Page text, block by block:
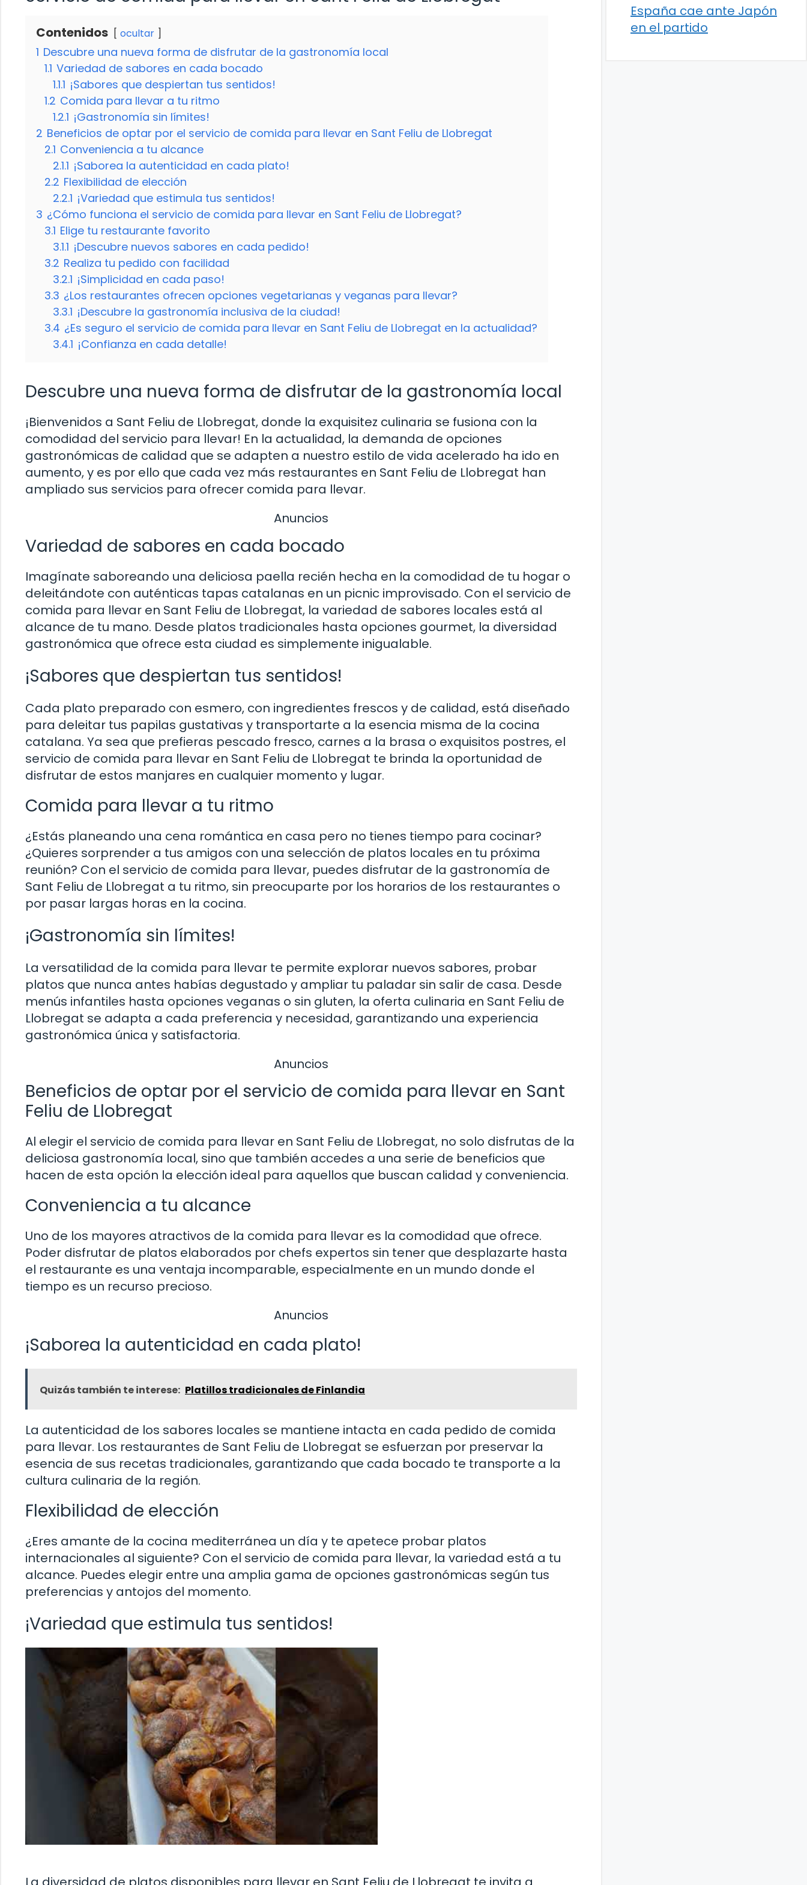
Contenidos ocultar
1 Descubre una nueva forma de disfrutar de la gastronomía local
1.1 Variedad de sabores en cada bocado
1.1.1 ¡Sabores que despiertan tus sentidos!
1.2 Comida para llevar a tu ritmo
1.2.1 ¡Gastronomía sin límites!
2 Beneficios de optar por el servicio de comida para llevar en Sant Feliu de Llobregat
2.1 Conveniencia a tu alcance
2.1.1 ¡Saborea la autenticidad en cada plato!
2.2 Flexibilidad de elección
2.2.1 ¡Variedad que estimula tus sentidos!
3 ¿Cómo funciona el servicio de comida para llevar en Sant Feliu de Llobregat?
3.1 Elige tu restaurante favorito
3.1.1 ¡Descubre nuevos sabores en cada pedido!
3.2 Realiza tu pedido con facilidad
3.2.1 ¡Simplicidad en cada paso!
3.3 ¿Los restaurantes ofrecen opciones vegetarianas y veganas para llevar?
3.3.1 ¡Descubre la gastronomía inclusiva de la ciudad!
3.4 ¿Es seguro el servicio de comida para llevar en Sant Feliu de Llobregat en la actualidad?
3.4.1 ¡Confianza en cada detalle!
Descubre una nueva forma de disfrutar de la gastronomía local
¡Bienvenidos a Sant Feliu de Llobregat, donde la exquisitez culinaria se fusiona con la
comodidad del servicio para llevar! En la actualidad, la demanda de opciones
gastronómicas de calidad que se adapten a nuestro estilo de vida acelerado ha ido en
aumento, y es por ello que cada vez más restaurantes en Sant Feliu de Llobregat han
ampliado sus servicios para ofrecer comida para llevar.
Anuncios
Variedad de sabores en cada bocado
Imagínate saboreando una deliciosa paella recién hecha en la comodidad de tu hogar o
deleitándote con auténticas tapas catalanas en un picnic improvisado. Con el servicio de
comida para llevar en Sant Feliu de Llobregat, la variedad de sabores locales está al
alcance de tu mano. Desde platos tradicionales hasta opciones gourmet, la diversidad
gastronómica que ofrece esta ciudad es simplemente inigualable.
¡Sabores que despiertan tus sentidos!
Cada plato preparado con esmero, con ingredientes frescos y de calidad, está diseñado
para deleitar tus papilas gustativas y transportarte a la esencia misma de la cocina
catalana. Ya sea que prefieras pescado fresco, carnes a la brasa o exquisitos postres, el
servicio de comida para llevar en Sant Feliu de Llobregat te brinda la oportunidad de
disfrutar de estos manjares en cualquier momento y lugar.
Comida para llevar a tu ritmo
¿Estás planeando una cena romántica en casa pero no tienes tiempo para cocinar?
¿Quieres sorprender a tus amigos con una selección de platos locales en tu próxima
reunión? Con el servicio de comida para llevar, puedes disfrutar de la gastronomía de
Sant Feliu de Llobregat a tu ritmo, sin preocuparte por los horarios de los restaurantes o
por pasar largas horas en la cocina.
¡Gastronomía sin límites!
La versatilidad de la comida para llevar te permite explorar nuevos sabores, probar
platos que nunca antes habías degustado y ampliar tu paladar sin salir de casa. Desde
menús infantiles hasta opciones veganas o sin gluten, la oferta culinaria en Sant Feliu de
Llobregat se adapta a cada preferencia y necesidad, garantizando una experiencia
gastronómica única y satisfactoria.
Anuncios
Beneficios de optar por el servicio de comida para llevar en Sant
Feliu de Llobregat
Al elegir el servicio de comida para llevar en Sant Feliu de Llobregat, no solo disfrutas de la
deliciosa gastronomía local, sino que también accedes a una serie de beneficios que
hacen de esta opción la elección ideal para aquellos que buscan calidad y conveniencia.
Conveniencia a tu alcance
Uno de los mayores atractivos de la comida para llevar es la comodidad que ofrece.
Poder disfrutar de platos elaborados por chefs expertos sin tener que desplazarte hasta
el restaurante es una ventaja incomparable, especialmente en un mundo donde el
tiempo es un recurso precioso.
Anuncios
¡Saborea la autenticidad en cada plato!
Quizás también te interese: Platillos tradicionales de Finlandia
La autenticidad de los sabores locales se mantiene intacta en cada pedido de comida
para llevar. Los restaurantes de Sant Feliu de Llobregat se esfuerzan por preservar la
esencia de sus recetas tradicionales, garantizando que cada bocado te transporte a la
cultura culinaria de la región.
Flexibilidad de elección
¿Eres amante de la cocina mediterránea un día y te apetece probar platos
internacionales al siguiente? Con el servicio de comida para llevar, la variedad está a tu
alcance. Puedes elegir entre una amplia gama de opciones gastronómicas según tus
preferencias y antojos del momento.
¡Variedad que estimula tus sentidos!
España cae ante Japón
en el partido